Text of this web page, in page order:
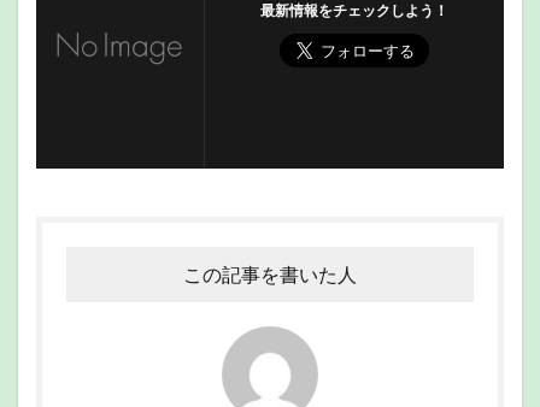
最新情報をチェックしよう！
この記事を書いた人